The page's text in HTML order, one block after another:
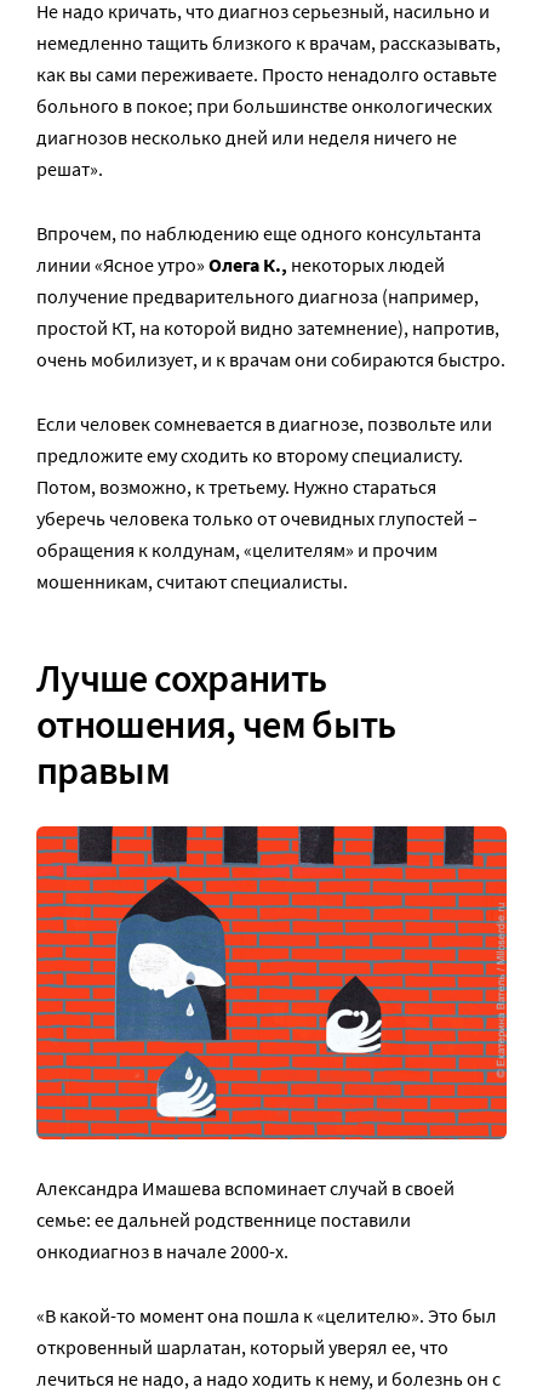
Не надо кричать, что диагноз серьезный, насильно и
немедленно тащить близкого к врачам, рассказывать,
как вы сами переживаете. Просто ненадолго оставьте
больного в покое; при большинстве онкологических
диагнозов несколько дней или неделя ничего не
решат».
Впрочем, по наблюдению еще одного консультанта
линии «Ясное утро» Олега К., некоторых людей
получение предварительного диагноза (например,
простой КТ, на которой видно затемнение), напротив,
очень мобилизует, и к врачам они собираются быстро.
Если человек сомневается в диагнозе, позвольте или
предложите ему сходить ко второму специалисту.
Потом, возможно, к третьему. Нужно стараться
уберечь человека только от очевидных глупостей –
обращения к колдунам, «целителям» и прочим
мошенникам, считают специалисты.
Лучше сохранить
отношения, чем быть
правым
Александра Имашева вспоминает случай в своей
семье: ее дальней родственнице поставили
онкодиагноз в начале 2000-х.
«В какой-то момент она пошла к «целителю». Это был
откровенный шарлатан, который уверял ее, что
лечиться не надо, а надо ходить к нему, и болезнь он с